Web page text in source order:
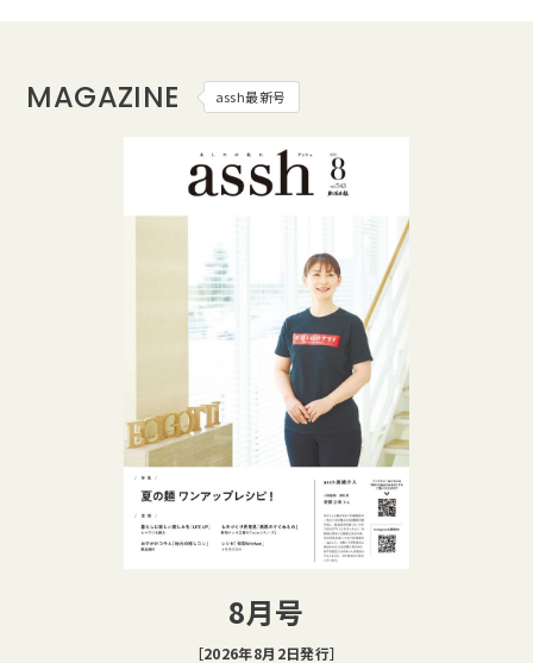
MAGAZINE assh最新号
8月号
［2026年8月2日発行］